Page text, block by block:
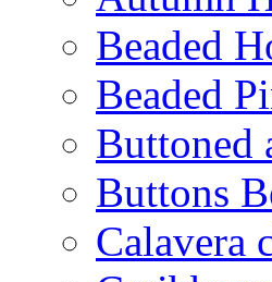
Beaded
Beaded
Buttoned
Buttons
Calavera